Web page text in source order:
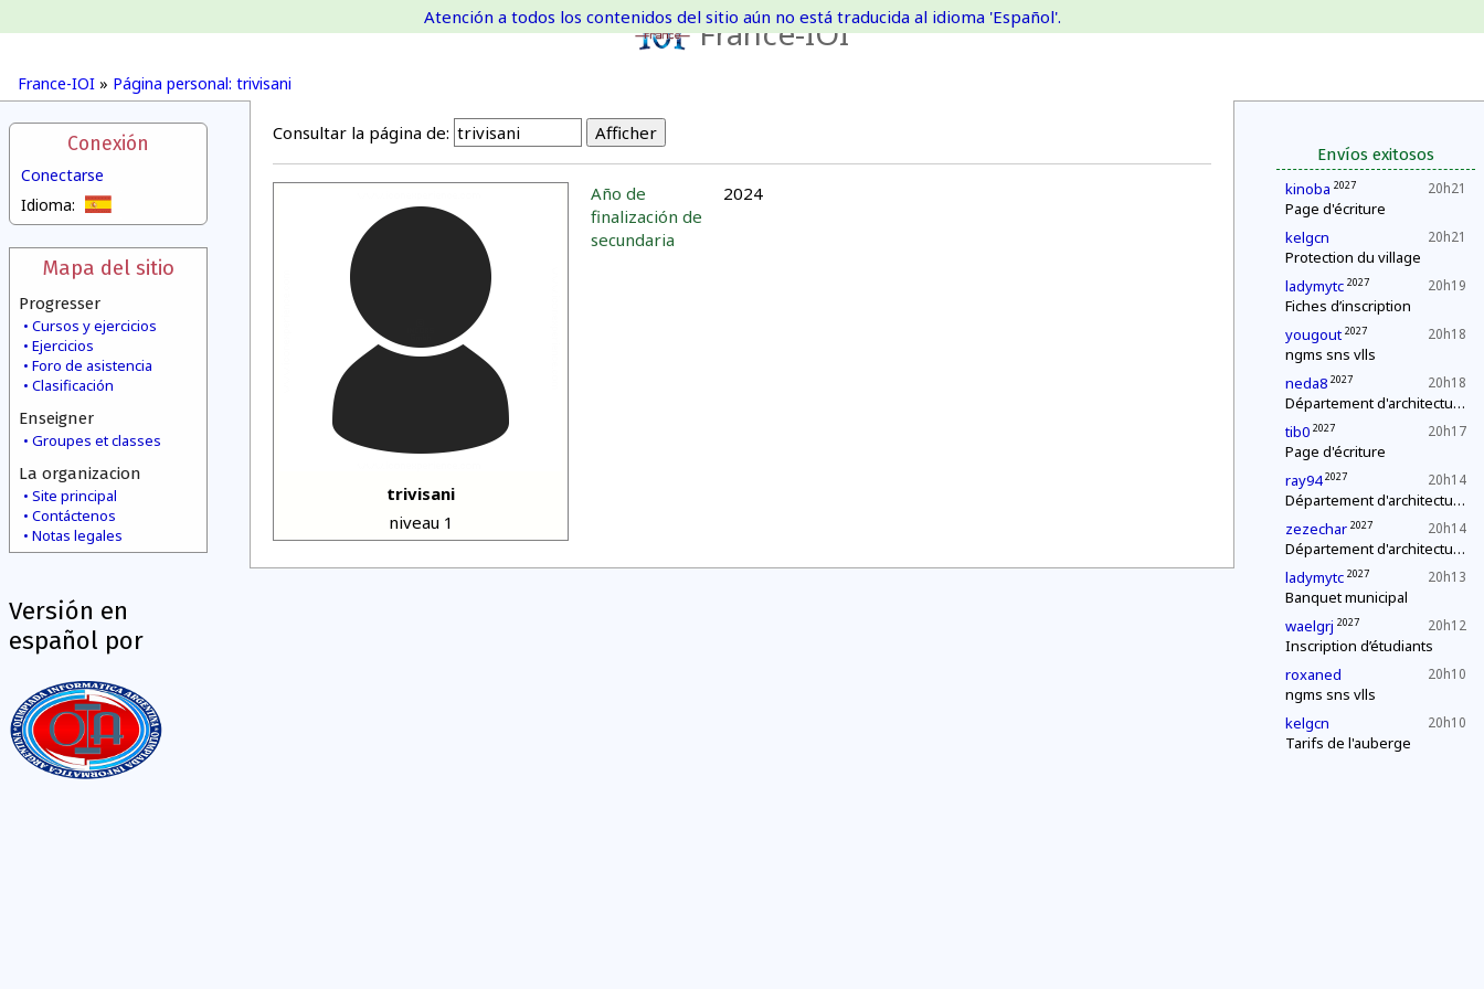
France-IOI
France-IOI » Página personal: trivisani
Atención a todos los contenidos del sitio aún no está traducida al idioma 'Español'.
Conexión
Conectarse
Idioma:
Mapa del sitio
Progresser
Cursos y ejercicios
Ejercicios
Foro de asistencia
Clasificación
Enseigner
Groupes et classes
La organizacion
Site principal
Contáctenos
Notas legales
Versión en
español por
Envíos exitosos
20h21
kinoba 2027
Page d'écriture
20h21
kelgcn
Protection du village
20h19
ladymytc 2027
Fiches d’inscription
20h18
yougout 2027
ngms sns vlls
20h18
neda8 2027
Département d'architecture : construction d'une pyramide
20h17
tib0 2027
Page d'écriture
20h14
ray94 2027
Département d'architecture : construction d'une pyramide
20h14
zezechar 2027
Département d'architecture : construction d'une pyramide
20h13
ladymytc 2027
Banquet municipal
20h12
waelgrj 2027
Inscription d’étudiants
20h10
roxaned
ngms sns vlls
20h10
kelgcn
Tarifs de l'auberge
Consultar la página de:
trivisani
niveau 1
Año de
finalización de
secundaria
2024